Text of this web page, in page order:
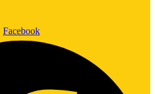
Facebook